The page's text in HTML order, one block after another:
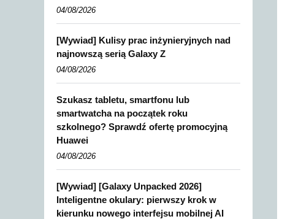
04/08/2026
[Wywiad] Kulisy prac inżynieryjnych nad
najnowszą serią Galaxy Z
04/08/2026
Szukasz tabletu, smartfonu lub
smartwatcha na początek roku
szkolnego? Sprawdź ofertę promocyjną
Huawei
04/08/2026
[Wywiad] [Galaxy Unpacked 2026]
Inteligentne okulary: pierwszy krok w
kierunku nowego interfejsu mobilnej AI